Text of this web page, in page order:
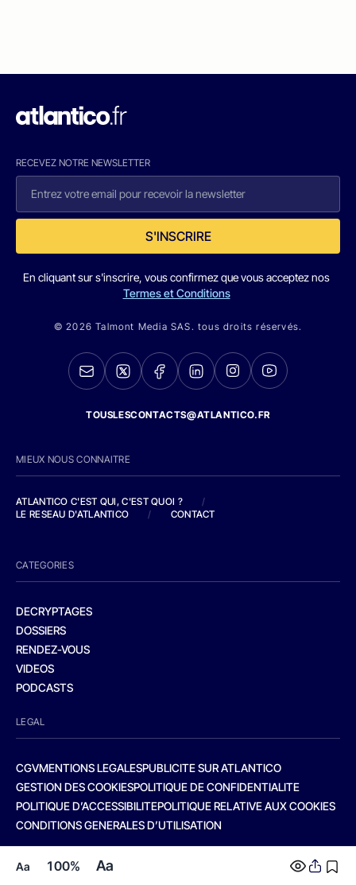
Aa 100% Aa
RECEVEZ NOTRE NEWSLETTER
S'INSCRIRE
En cliquant sur s'inscrire, vous confirmez que vous acceptez nos
Termes et Conditions
© 2026 Talmont Media SAS. tous droits réservés.
TOUSLESCONTACTS@ATLANTICO.FR
MIEUX NOUS CONNAITRE
ATLANTICO C'EST QUI, C'EST QUOI ?
/
LE RESEAU D'ATLANTICO
/ CONTACT
CATEGORIES
DECRYPTAGES
DOSSIERS
RENDEZ-VOUS
VIDEOS
PODCASTS
LEGAL
CGVMENTIONS LEGALESPUBLICITE SUR ATLANTICO
GESTION DES COOKIESPOLITIQUE DE CONFIDENTIALITE
POLITIQUE D’ACCESSIBILITEPOLITIQUE RELATIVE AUX COOKIES
CONDITIONS GENERALES D’UTILISATION